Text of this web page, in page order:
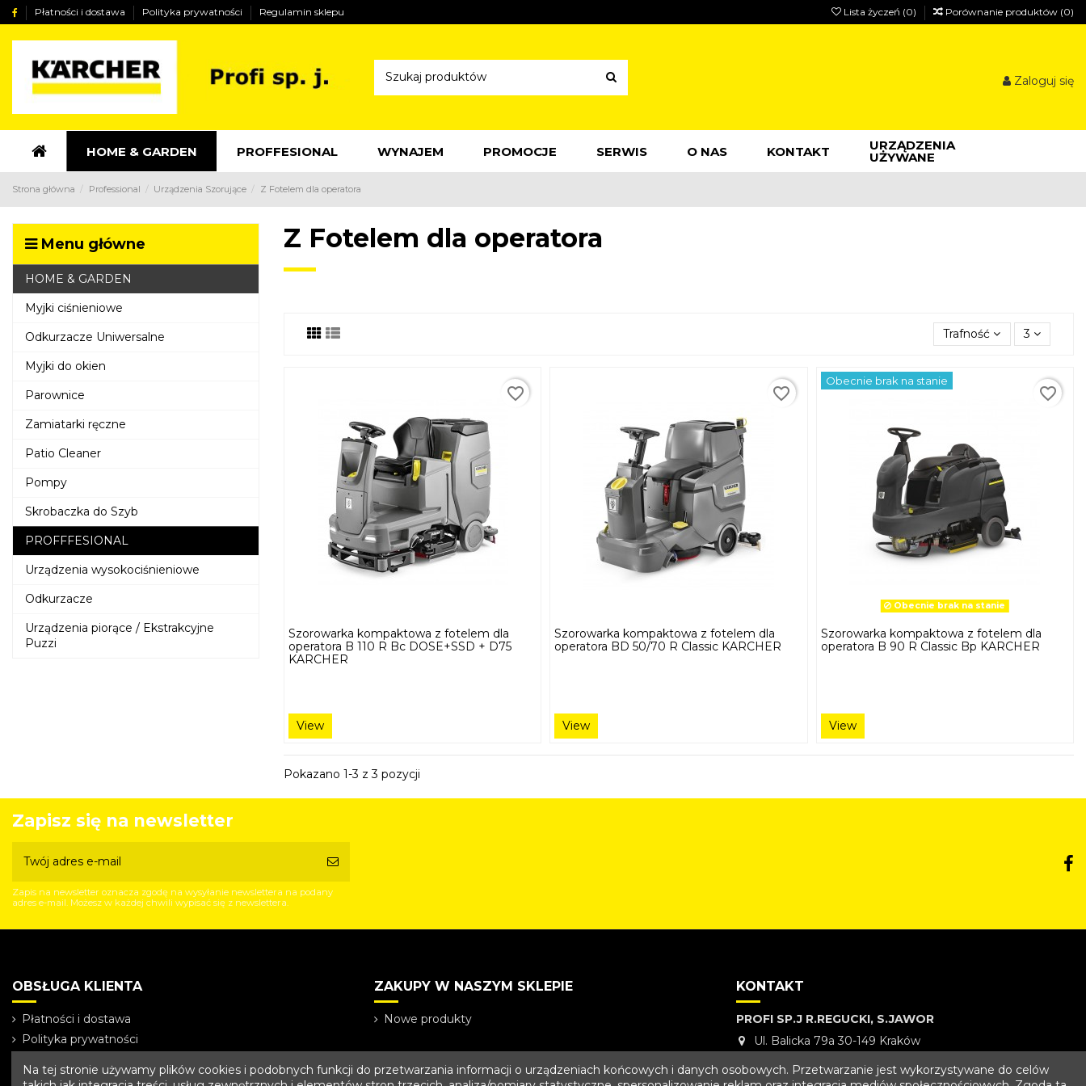
Płatności i dostawa Polityka prywatności Regulamin sklepu Lista życzeń (0) Porównanie produktów (0)
Zaloguj się
HOME & GARDEN PROFFESIONAL WYNAJEM PROMOCJE SERWIS O NAS KONTAKT URZĄDZENIA
UŻYWANE
Strona główna Professional Urządzenia Szorujące Z Fotelem dla operatora
Z Fotelem dla operatora
Trafność 3
favorite_border
Szorowarka kompaktowa z fotelem dla
operatora B 110 R Bc DOSE+SSD + D75
KARCHER
View
favorite_border
Szorowarka kompaktowa z fotelem dla
operatora BD 50/70 R Classic KARCHER
View
Obecnie brak na stanie
Obecnie brak na stanie
favorite_border
Szorowarka kompaktowa z fotelem dla
operatora B 90 R Classic Bp KARCHER
View
Pokazano 1-3 z 3 pozycji
Menu główne
HOME & GARDEN
Myjki ciśnieniowe
Odkurzacze Uniwersalne
Myjki do okien
Parownice
Zamiatarki ręczne
Patio Cleaner
Pompy
Skrobaczka do Szyb
PROFFFESIONAL
Urządzenia wysokociśnieniowe
Odkurzacze
Urządzenia piorące / Ekstrakcyjne
Puzzi
Zapisz się na newsletter
Zapis na newsletter oznacza zgodę na wysyłanie newslettera na podany
adres e-mail. Możesz w każdej chwili wypisać się z newslettera.
OBSŁUGA KLIENTA
Płatności i dostawa
Polityka prywatności
ZAKUPY W NASZYM SKLEPIE
Nowe produkty
KONTAKT
PROFI SP.J R.REGUCKI, S.JAWOR
Ul. Balicka 79a 30-149 Kraków
Tel 12 637 66 35
Na tej stronie używamy plików cookies i podobnych funkcji do przetwarzania informacji o urządzeniach końcowych i danych osobowych. Przetwarzanie jest wykorzystywane do celów